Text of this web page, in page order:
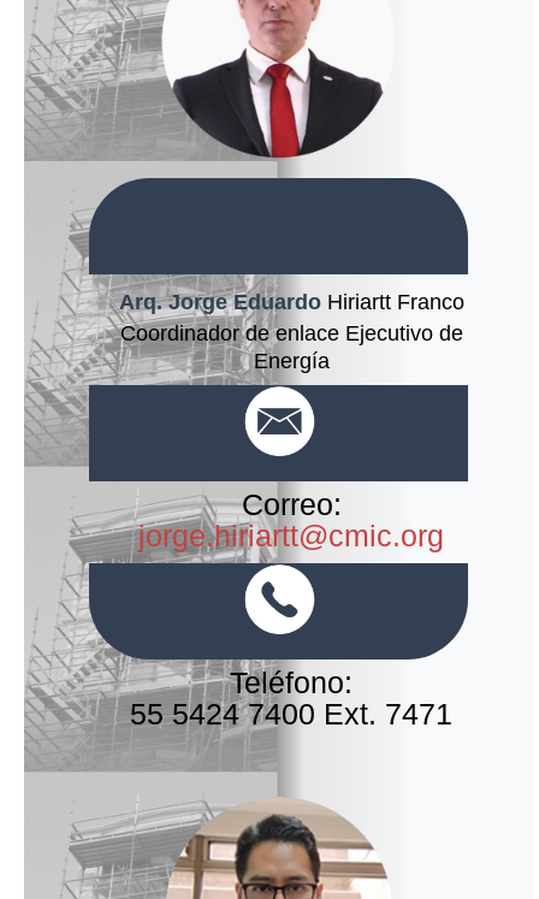
Arq. Jorge EduardoHiriartt Franco
Coordinador de enlace Ejecutivo de
Energía
Correo:
jorge.hiriartt@cmic.org
Teléfono:
55 5424 7400 Ext. 7471